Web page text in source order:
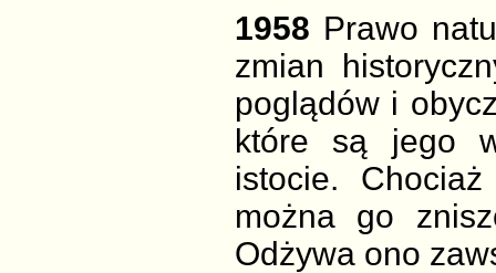
1958 Prawo
zmian
poglądów i
które są jego
istocie.
można go
Odżywa ono